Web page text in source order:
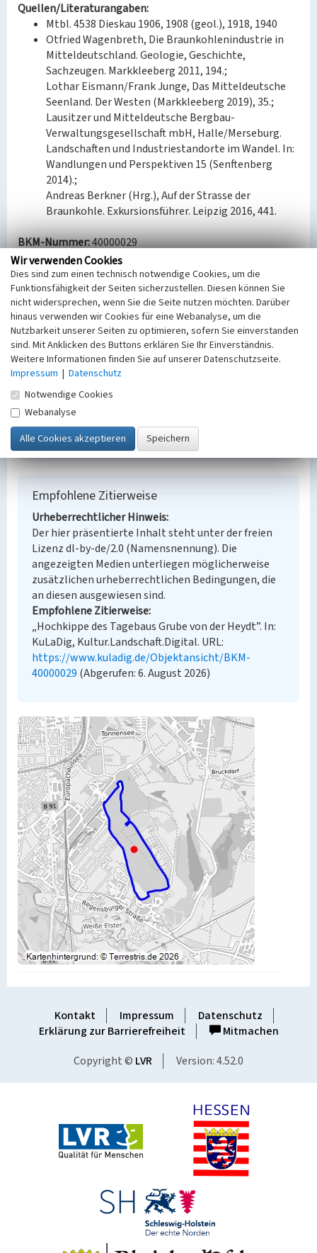
Quellen/Literaturangaben:
Mtbl. 4538 Dieskau 1906, 1908 (geol.), 1918, 1940
Otfried Wagenbreth, Die Braunkohlenindustrie in
Mitteldeutschland. Geologie, Geschichte,
Sachzeugen. Markkleeberg 2011, 194.;
Lothar Eismann/Frank Junge, Das Mitteldeutsche
Seenland. Der Westen (Markkleeberg 2019), 35.;
Lausitzer und Mitteldeutsche Bergbau-
Verwaltungsgesellschaft mbH, Halle/Merseburg.
Landschaften und Industriestandorte im Wandel. In:
Wandlungen und Perspektiven 15 (Senftenberg
2014).;
Andreas Berkner (Hrg.), Auf der Strasse der
Braunkohle. Exkursionsführer. Leipzig 2016, 441.
BKM-Nummer:40000029
Hochkippe des Tagebaus Grube von der Heydt
Schlagwörter
Ort
Halle (Saale)
Fachsicht(en)
Denkmalpflege
Keine Angabe
Erfassungsmethode
Übernahme aus externer Fachdatenbank
Empfohlene Zitierweise
Urheberrechtlicher Hinweis
Der hier präsentierte Inhalt steht unter der freien
Lizenz dl-by-de/2.0 (Namensnennung). Die
angezeigten Medien unterliegen möglicherweise
zusätzlichen urheberrechtlichen Bedingungen, die
an diesen ausgewiesen sind.
Empfohlene Zitierweise
„Hochkippe des Tagebaus Grube von der Heydt”. In:
KuLaDig, Kultur.Landschaft.Digital. URL:
https://www.kuladig.de/Objektansicht/BKM-
40000029 (Abgerufen: 6. August 2026)
Kontakt Impressum
Datenschutz
Erklärung zur Barrierefreiheit
Mitmachen
Copyright © LVR Version: 4.52.0
Wir verwenden Cookies
Dies sind zum einen technisch notwendige Cookies, um die
Funktionsfähigkeit der Seiten sicherzustellen. Diesen können Sie
nicht widersprechen, wenn Sie die Seite nutzen möchten. Darüber
hinaus verwenden wir Cookies für eine Webanalyse, um die
Nutzbarkeit unserer Seiten zu optimieren, sofern Sie einverstanden
sind. Mit Anklicken des Buttons erklären Sie Ihr Einverständnis.
Weitere Informationen finden Sie auf unserer Datenschutzseite.
Impressum | Datenschutz
Notwendige Cookies
Webanalyse